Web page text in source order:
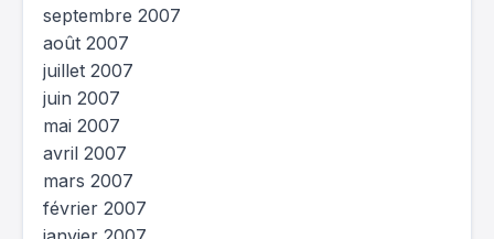
septembre 2007
août 2007
juillet 2007
juin 2007
mai 2007
avril 2007
mars 2007
février 2007